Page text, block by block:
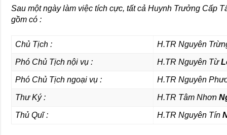
Sau một ngày làm việc tích cực, tất cả Huynh Trưởng Cấp
gồm có :
Chủ Tịch : H.TR Nguyên
Phó Chủ Tịch nội vụ : H.TR Nguyên Từ
Phó Chủ Tịch ngoại vụ : H.TR Nguyên
Thư Ký : H.TR Tâm Nhơn
Thủ Quĩ : H.TR Nguyên Tín